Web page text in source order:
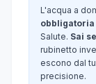
L'acqua a
obbligatoria
Salute. Sai
rubinetto
escono dal
precisione.